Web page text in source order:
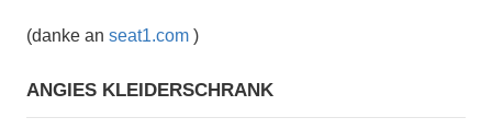
(danke an seat1.com )
ANGIES KLEIDERSCHRANK